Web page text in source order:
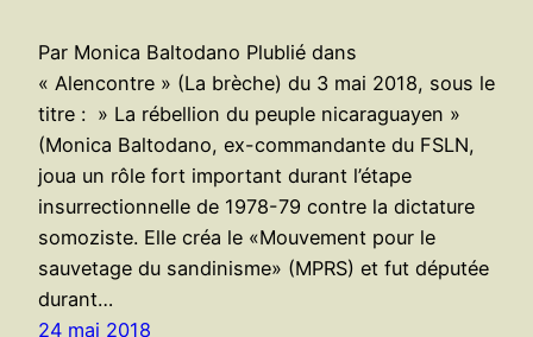
Par Monica Baltodano Plublié dans
« Alencontre » (La brèche) du 3 mai 2018, sous le
titre : » La rébellion du peuple nicaraguayen »
(Monica Baltodano, ex-commandante du FSLN,
joua un rôle fort important durant l’étape
insurrectionnelle de 1978-79 contre la dictature
somoziste. Elle créa le «Mouvement pour le
sauvetage du sandinisme» (MPRS) et fut députée
durant…
24 mai 2018